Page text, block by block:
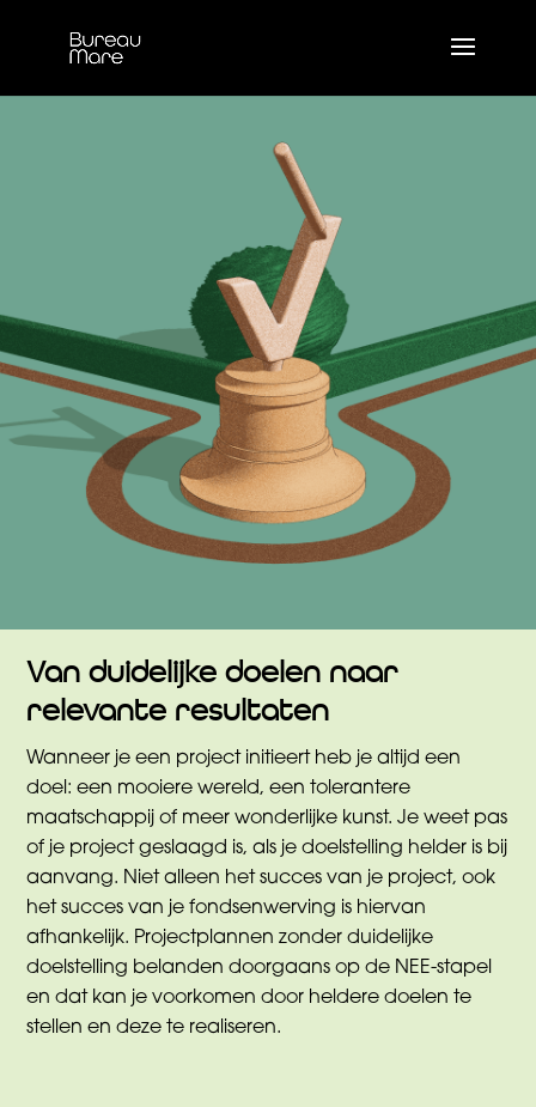
Van duidelijke doelen naar
relevante resultaten
Wanneer je een project initieert heb je altijd een
doel: een mooiere wereld, een tolerantere
maatschappij of meer wonderlijke kunst. Je weet pas
of je project geslaagd is, als je doelstelling helder is bij
aanvang. Niet alleen het succes van je project, ook
het succes van je fondsenwerving is hiervan
afhankelijk. Projectplannen zonder duidelijke
doelstelling belanden doorgaans op de NEE-stapel
en dat kan je voorkomen door heldere doelen te
stellen en deze te realiseren.